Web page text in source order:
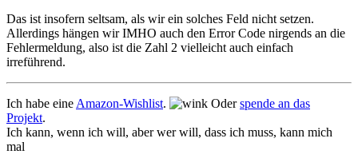
Das ist insofern seltsam, als wir ein solches Feld nicht setzen.
Allerdings hängen wir IMHO auch den Error Code nirgends an die
Fehlermeldung, also ist die Zahl 2 vielleicht auch einfach
irreführend.
Ich habe eine Amazon-Wishlist. Oderspende an das
Projekt.
Ich kann, wenn ich will, aber wer will, dass ich muss, kann mich
mal